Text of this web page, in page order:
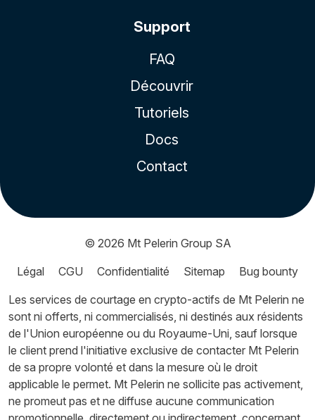
Support
FAQ
Découvrir
Tutoriels
Docs
Contact
© 2026 Mt Pelerin Group SA
Légal
CGU Confidentialité Sitemap
Bug bounty
Les services de courtage en crypto-actifs de Mt Pelerin ne
sont ni offerts, ni commercialisés, ni destinés aux résidents
de l'Union européenne ou du Royaume-Uni, sauf lorsque
le client prend l'initiative exclusive de contacter Mt Pelerin
de sa propre volonté et dans la mesure où le droit
applicable le permet. Mt Pelerin ne sollicite pas activement,
ne promeut pas et ne diffuse aucune communication